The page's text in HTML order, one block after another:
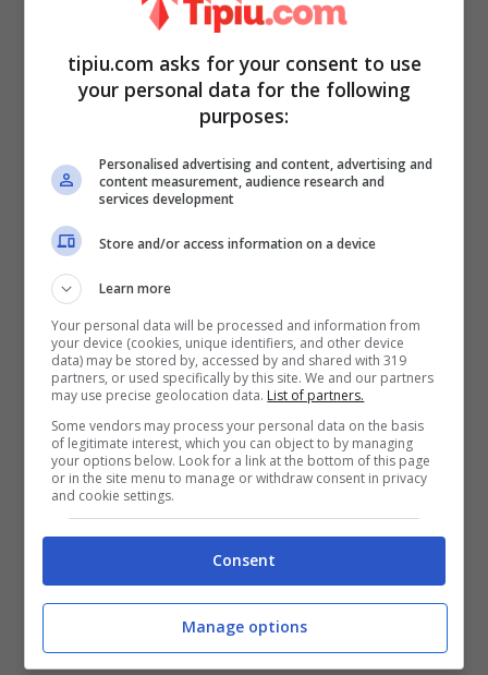
Marika Geraci 20211211 – tipiu.com
Nessuno, ovviamente, del resto la vanità è
umana e Instagram è una vetrina troppo
tipiu.com asks for your consent to use
your personal data for the following
purposes:
Personalised advertising and content, advertising and
content measurement, audience research and
services development
Store and/or access information on a device
Learn more
Your personal data will be processed and information from
your device (cookies, unique identifiers, and other device
data) may be stored by, accessed by and shared with 319
partners, or used specifically by this site. We and our partners
may use precise geolocation data. List of partners.
Some vendors may process your personal data on the basis
of legitimate interest, which you can object to by managing
your options below. Look for a link at the bottom of this page
or in the site menu to manage or withdraw consent in privacy
and cookie settings.
Consent
Manage options